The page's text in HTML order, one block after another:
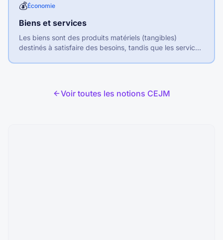
💰Économie
Biens et services
Les biens sont des produits matériels (tangibles)
destinés à satisfaire des besoins, tandis que les services
Voir toutes les notions CEJM